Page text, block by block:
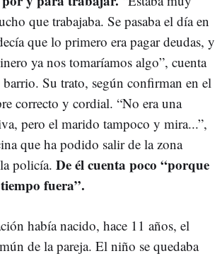
que trabajaba. Se pasaba el día en
que lo primero era pagar deudas, y
ya nos tomaríamos algo”, cuenta
Su trato, según confirman en el
correcto y cordial. “No era una
pero el marido tampoco y mira...”,
que ha podido salir de la zona
policía. De él cuenta poco “porque
fuera”.
había nacido, hace 11 años, el
de la pareja. El niño se quedaba